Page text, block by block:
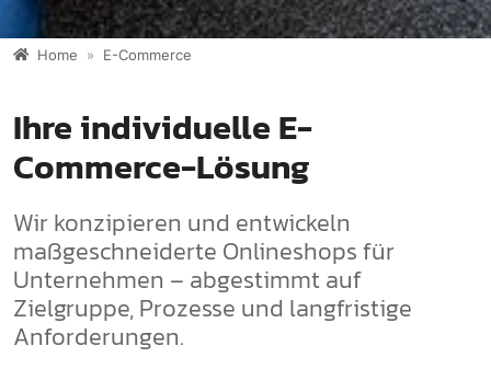
Home E-Commerce
Ihre individuelle E-
Commerce-Lösung
Wir konzipieren und entwickeln
maßgeschneiderte Onlineshops für
Unternehmen – abgestimmt auf
Zielgruppe, Prozesse und langfristige
Anforderungen.